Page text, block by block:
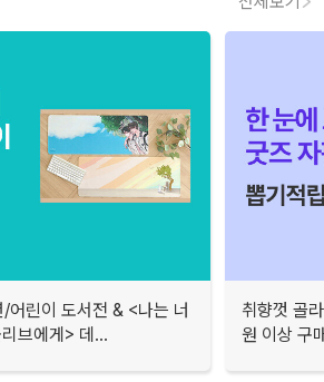
어린이 도서전 & <나는 너
브에게> 데...
취향껏 골
원 이상 구